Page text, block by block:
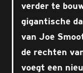
verder te
gigantische
van Joe
de rechten
voegt een